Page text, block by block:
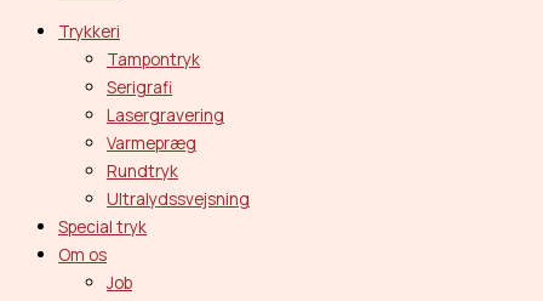
Trykkeri
Tampontryk
Serigrafi
Lasergravering
Varmepræg
Rundtryk
Ultralydssvejsning
Special tryk
Om os
Job